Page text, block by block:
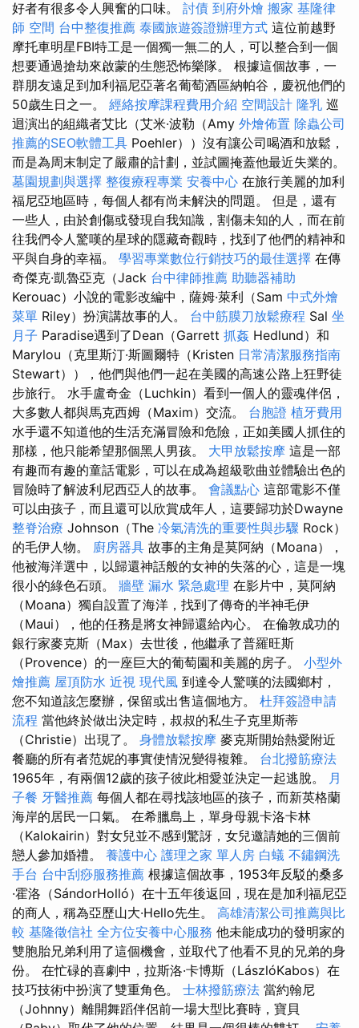
好者有很多令人興奮的口味。 討債 到府外燴 搬家 基隆律
師 空間 台中整復推薦 泰國旅遊簽證辦理方式 這位前越野
摩托車明星FBI特工是一個獨一無二的人，可以整合到一個
想要通過搶劫來啟蒙的生態恐怖樂隊。 根據這個故事，一
群朋友遠足到加利福尼亞著名葡萄酒區納帕谷，慶祝他們的
50歲生日之一。 經絡按摩課程費用介紹 空間設計 隆乳 巡
迴演出的組織者艾比（艾米·波勒（Amy 外燴佈置 除蟲公司
推薦的SEO軟體工具 Poehler））沒有讓公司喝酒和放鬆，
而是為周末制定了嚴肅的計劃，並試圖掩蓋他最近失業的。
墓園規劃與選擇 整復療程專業 安養中心 在旅行美麗的加利
福尼亞地區時，每個人都有尚未解決的問題。 但是，還有
一些人，由於創傷或發現自我知識，割傷未知的人，而在前
往我們令人驚嘆的星球的隱藏奇觀時，找到了他們的精神和
平與自身的幸福。 學習專業數位行銷技巧的最佳選擇 在傳
奇傑克·凱魯亞克（Jack 台中律師推薦 助聽器補助
Kerouac）小說的電影改編中，薩姆·萊利（Sam 中式外燴
菜單 Riley）扮演講故事的人。 台中筋膜刀放鬆療程 Sal 坐
月子 Paradise遇到了Dean（Garrett 抓姦 Hedlund）和
Marylou（克里斯汀·斯圖爾特（Kristen 日常清潔服務指南
Stewart）），他們與他們一起在美國的高速公路上狂野徒
步旅行。 水手盧奇金（Luchkin）看到一個人的靈魂伴侶，
大多數人都與馬克西姆（Maxim）交流。 台胞證 植牙費用
水手還不知道他的生活充滿冒險和危險，正如美國人抓住的
那樣，他只能希望那個黑人男孩。 大甲放鬆按摩 這是一部
有趣而有趣的童話電影，可以在成為超級歌曲並體驗出色的
冒險時了解波利尼西亞人的故事。 會議點心 這部電影不僅
可以由孩子，而且還可以欣賞成年人，這要歸功於Dwayne
整脊治療 Johnson（The 冷氣清洗的重要性與步驟 Rock）
的毛伊人物。 廚房器具 故事的主角是莫阿納（Moana），
他被海洋選中，以歸還神話般的女神的失落的心，這是一塊
很小的綠色石頭。 牆壁 漏水 緊急處理 在影片中，莫阿納
（Moana）獨自設置了海洋，找到了傳奇的半神毛伊
（Maui），他的任務是將女神歸還給內心。 在倫敦成功的
銀行家麥克斯（Max）去世後，他繼承了普羅旺斯
（Provence）的一座巨大的葡萄園和美麗的房子。 小型外
燴推薦 屋頂防水 近視 現代風 到達令人驚嘆的法國鄉村，
您不知道該怎麼辦，保留或出售這個地方。 杜拜簽證申請
流程 當他終於做出決定時，叔叔的私生子克里斯蒂
（Christie）出現了。 身體放鬆按摩 麥克斯開始熱愛附近
餐廳的所有者范妮的事實使情況變得複雜。 台北撥筋療法
1965年，有兩個12歲的孩子彼此相愛並決定一起逃脫。
月
子餐 牙醫推薦 每個人都在尋找該地區的孩子，而新英格蘭
海岸的居民一口氣。 在希臘島上，單身母親卡洛卡林
（Kalokairin）對女兒並不感到驚訝，女兒邀請她的三個前
戀人參加婚禮。 養護中心 護理之家 單人房 白蟻 不鏽鋼洗
手台 台中刮痧服務推薦 根據這個故事，1953年反駁的桑多
·霍洛（SándorHolló）在十五年後返回，現在是加利福尼亞
的商人，稱為亞歷山大·Hello先生。 高雄清潔公司推薦與比
較 基隆徵信社 全方位安養中心服務 他未能成功的發明家的
雙胞胎兄弟利用了這個機會，並取代了他看不見的兄弟的身
份。 在忙碌的喜劇中，拉斯洛·卡博斯（LászlóKabos）在
技巧技術中扮演了雙重角色。 士林撥筋療法 當約翰尼
（Johnny）離開舞蹈伴侶前一場大型比賽時，寶貝